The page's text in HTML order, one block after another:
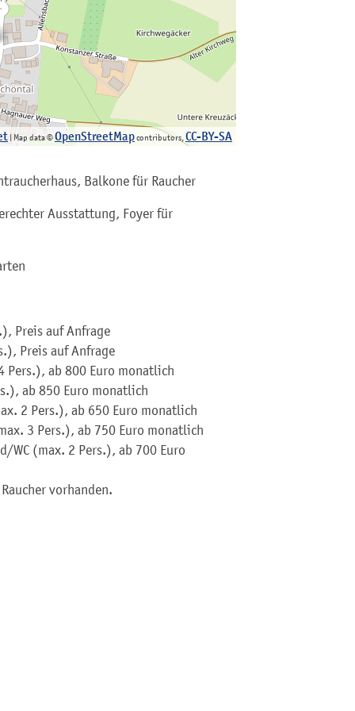
| Map data ©OpenStreetMapcontributors, CC-BY-SA
Balkone für Raucher
Ausstattung, Foyer für
Preis auf Anfrage
Preis auf Anfrage
Pers.), ab 800 Euro monatlich
ab 850 Euro monatlich
2 Pers.), ab 650 Euro monatlich
3 Pers.), ab 750 Euro monatlich
WC (max. 2 Pers.), ab 700 Euro
vorhanden.